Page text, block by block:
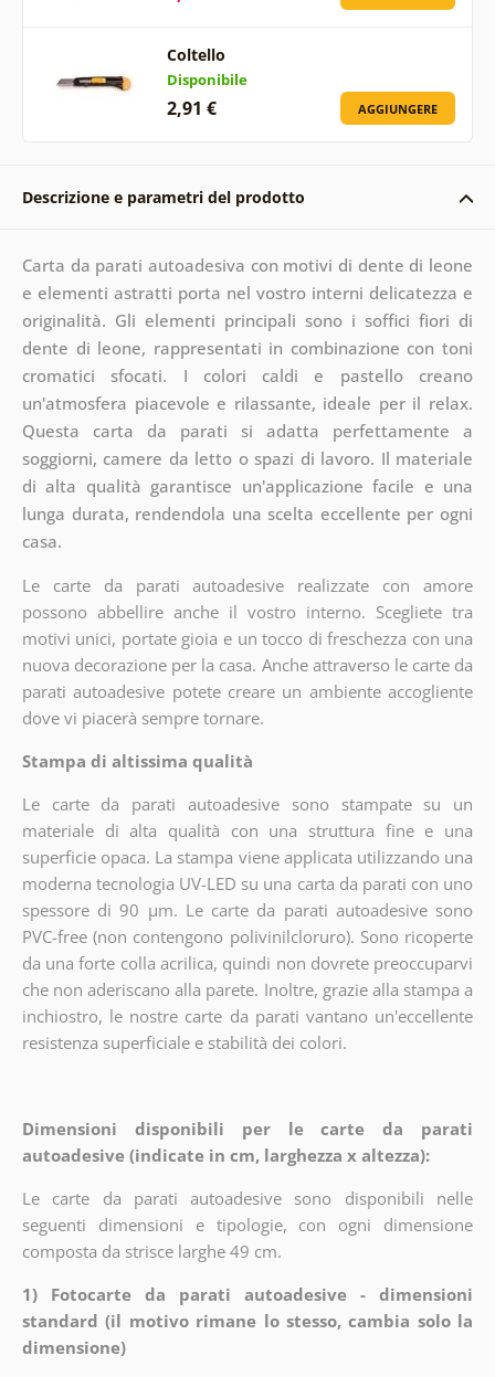
Coltello
Disponibile
2,91 € AGGIUNGERE
Descrizione e parametri del prodotto
Carta da parati autoadesiva con motivi di dente di leone
e elementi astratti porta nel vostro interni delicatezza e
originalità. Gli elementi principali sono i soffici fiori di
dente di leone, rappresentati in combinazione con toni
cromatici sfocati. I colori caldi e pastello creano
un'atmosfera piacevole e rilassante, ideale per il relax.
Questa carta da parati si adatta perfettamente a
soggiorni, camere da letto o spazi di lavoro. Il materiale
di alta qualità garantisce un'applicazione facile e una
lunga durata, rendendola una scelta eccellente per ogni
casa.
Le carte da parati autoadesive realizzate con amore
possono abbellire anche il vostro interno. Scegliete tra
motivi unici, portate gioia e un tocco di freschezza con una
nuova decorazione per la casa. Anche attraverso le carte da
parati autoadesive potete creare un ambiente accogliente
dove vi piacerà sempre tornare.
Stampa di altissima qualità
Le carte da parati autoadesive sono stampate su un
materiale di alta qualità con una struttura fine e una
superficie opaca. La stampa viene applicata utilizzando una
moderna tecnologia UV-LED su una carta da parati con uno
spessore di 90 µm. Le carte da parati autoadesive sono
PVC-free (non contengono polivinilcloruro). Sono ricoperte
da una forte colla acrilica, quindi non dovrete preoccuparvi
che non aderiscano alla parete. Inoltre, grazie alla stampa a
inchiostro, le nostre carte da parati vantano un'eccellente
resistenza superficiale e stabilità dei colori.
Dimensioni disponibili per le carte da parati
autoadesive (indicate in cm, larghezza x altezza):
Le carte da parati autoadesive sono disponibili nelle
seguenti dimensioni e tipologie, con ogni dimensione
composta da strisce larghe 49 cm.
1) Fotocarte da parati autoadesive - dimensioni
standard (il motivo rimane lo stesso, cambia solo la
dimensione)